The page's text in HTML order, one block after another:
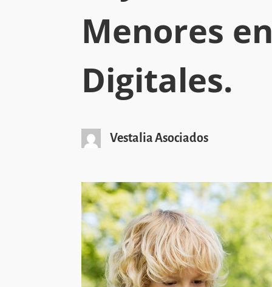
Menores
Digitales.
Vestalia Asociados